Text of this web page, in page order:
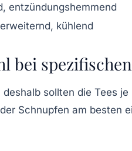
entzündungshemmend
kühlend
bei
sollten die Tees
Schnupfen am besten